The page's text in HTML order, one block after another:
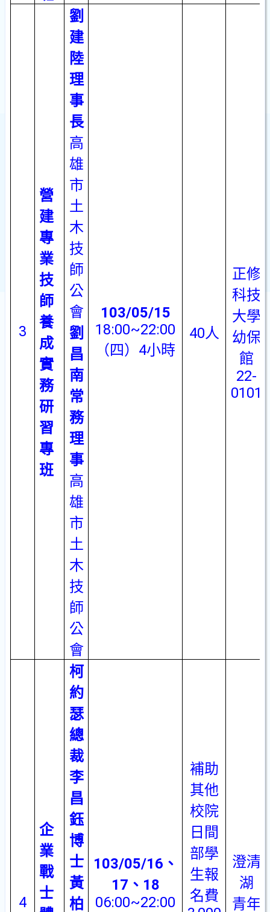
3
營
建
專
業
技
師
養
成
實
務
研
習
專
班
劉
建
陸
理
事
長
高
雄
市
土
木
技
師
公
會
劉
昌
南
常
務
理
事
高
雄
市
土
木
技
師
公
會
103/05/15
18:00~22:00
（四） 4小時
40人
正修
科技
大學
幼保
館
22-
0101
4
企
業
戰
士
柯
約
瑟
總
裁
李
昌
鈺
博
士
黃
柏
103/05/16 、
17 、 18
06:00~22:00
補助
其他
校院
日間
部學
生報
名費
澄清
湖
青年